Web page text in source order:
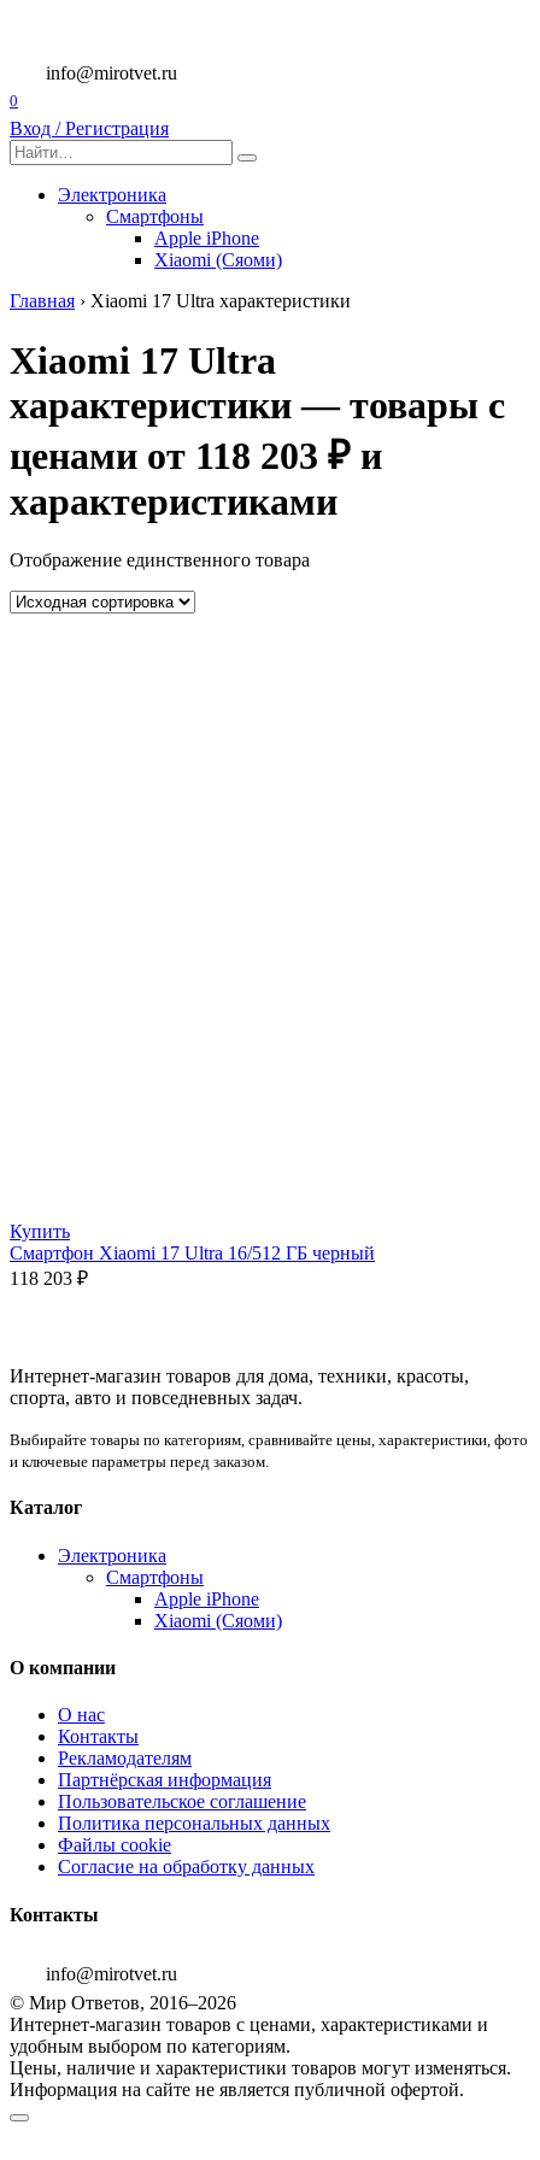
содержанию
info@mirotvet.ru
0
Вход / Регистрация
Search
for:
Электроника
Смартфоны
Apple iPhone
Xiaomi (Сяоми)
Главная › Xiaomi 17 Ultra характеристики
Xiaomi 17 Ultra
характеристики — товары с
ценами от 118 203 ₽ и
характеристиками
Отображение единственного товара
Купить
Смартфон Xiaomi 17 Ultra 16/512 ГБ черный
118 203 ₽
Интернет-магазин товаров для дома, техники, красоты,
спорта, авто и повседневных задач.
Выбирайте товары по категориям, сравнивайте цены, характеристики, фото
и ключевые параметры перед заказом.
Каталог
Электроника
Смартфоны
Apple iPhone
Xiaomi (Сяоми)
О компании
О нас
Контакты
Рекламодателям
Партнёрская информация
Пользовательское соглашение
Политика персональных данных
Файлы cookie
Согласие на обработку данных
Контакты
info@mirotvet.ru
© Мир Ответов, 2016–2026
Интернет-магазин товаров с ценами, характеристиками и
удобным выбором по категориям.
Цены, наличие и характеристики товаров могут изменяться.
Информация на сайте не является публичной офертой.